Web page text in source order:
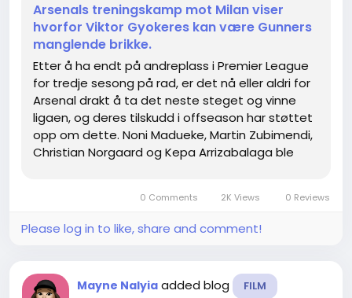
Arsenals treningskamp mot Milan viser
hvorfor Viktor Gyokeres kan være Gunners
manglende brikke.
Etter å ha endt på andreplass i Premier League
for tredje sesong på rad, er det nå eller aldri for
Arsenal drakt å ta det neste steget og vinne
ligaen, og deres tilskudd i offseason har støttet
opp om dette. Noni Madueke, Martin Zubimendi,
Christian Norgaard og Kepa Arrizabalaga ble
0 Comments 2K Views 0 Reviews
Please log in to like, share and comment!
Mayne Nalyia added blog FILM